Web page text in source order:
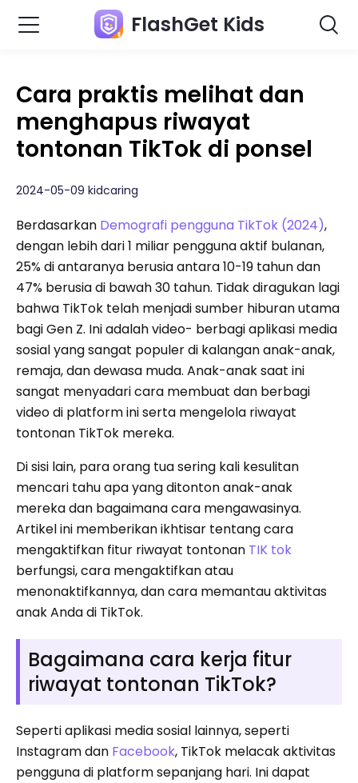
FlashGet Kids
Cara praktis melihat dan
menghapus riwayat
tontonan TikTok di ponsel
2024-05-09 kidcaring
Berdasarkan Demografi pengguna TikTok (2024),
dengan lebih dari 1 miliar pengguna aktif bulanan,
25% di antaranya berusia antara 10-19 tahun dan
47% berusia di bawah 30 tahun. Tidak diragukan lagi
bahwa TikTok telah menjadi sumber hiburan utama
bagi Gen Z. Ini adalah video- berbagi aplikasi media
sosial yang sangat populer di kalangan anak-anak,
remaja, dan dewasa muda. Anak-anak saat ini
sangat menyadari cara membuat dan berbagi
video di platform ini serta mengelola riwayat
tontonan TikTok mereka.
Di sisi lain, para orang tua sering kali kesulitan
mencari tahu apa yang ditonton anak-anak
mereka dan bagaimana cara mengawasinya.
Artikel ini memberikan ikhtisar tentang cara
mengaktifkan fitur riwayat tontonan TIK tok
berfungsi, cara mengaktifkan atau
menonaktifkannya, dan cara memantau aktivitas
anak Anda di TikTok.
Bagaimana cara kerja fitur
riwayat tontonan TikTok?
Seperti aplikasi media sosial lainnya, seperti
Instagram dan Facebook, TikTok melacak aktivitas
pengguna di platform sepanjang hari. Ini dapat